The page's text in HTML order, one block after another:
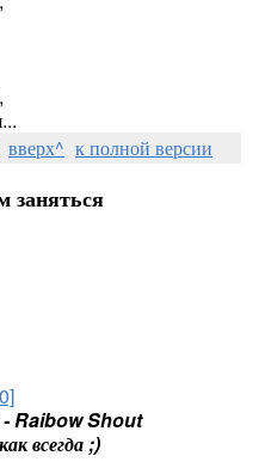
вверх^ к полной версии
заняться
Raibow Shout
всегда ;)